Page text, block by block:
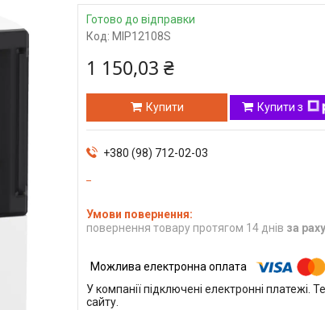
Готово до відправки
Код: MIP12108S
1 150,03 ₴
Купити Купити з
+380 (98) 712-02-03
повернення товару протягом 14 днів за
У компанії підключені електронні
сайту.